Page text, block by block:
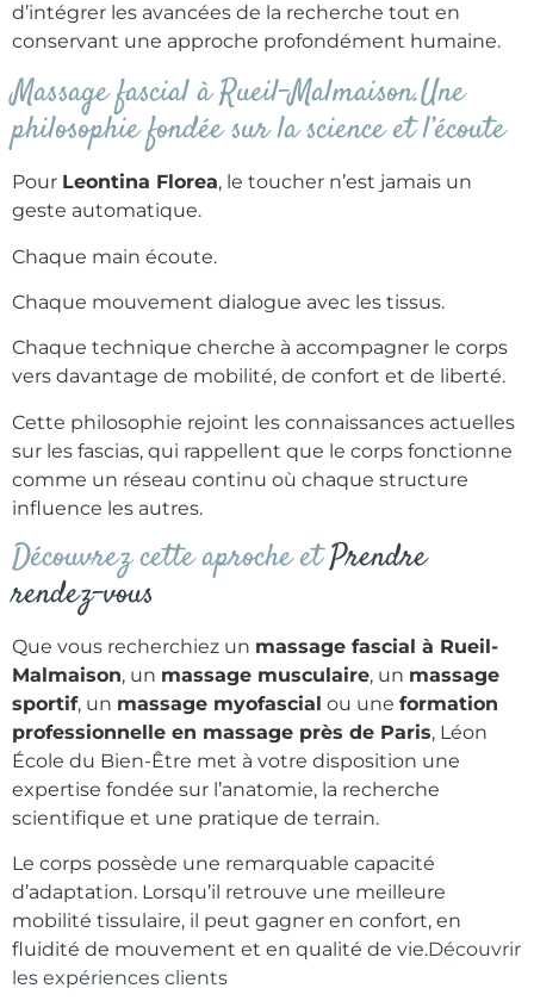
d’intégrer les avancées de la recherche tout en
conservant une approche profondément humaine.
Massage fascial à Rueil-Malmaison.Une
philosophie fondée sur la science et l’écoute
Pour Leontina Florea, le toucher n’est jamais un
geste automatique.
Chaque main écoute.
Chaque mouvement dialogue avec les tissus.
Chaque technique cherche à accompagner le corps
vers davantage de mobilité, de confort et de liberté.
Cette philosophie rejoint les connaissances actuelles
sur les fascias, qui rappellent que le corps fonctionne
comme un réseau continu où chaque structure
influence les autres.
Découvrez cette aproche etPrendre
rendez-vous
Que vous recherchiez un massage fascial à Rueil-
Malmaison, un massage musculaire, un massage
sportif, un massage myofascial ou une formation
professionnelle en massage près de Paris, Léon
École du Bien-Être met à votre disposition une
expertise fondée sur l’anatomie, la recherche
scientifique et une pratique de terrain.
Le corps possède une remarquable capacité
d’adaptation. Lorsqu’il retrouve une meilleure
mobilité tissulaire, il peut gagner en confort, en
fluidité de mouvement et en qualité de vie.Découvrir
les expériences clients